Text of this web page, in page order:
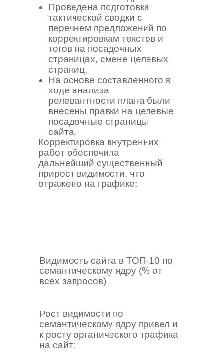
Проведена подготовка
тактической сводки с
перечнем предложений по
корректировкам текстов и
тегов на посадочных
страницах, смене целевых
страниц.
На основе составленного в
ходе анализа
релевантности плана были
внесены правки на целевые
посадочные страницы
сайта.
Корректировка внутренних
работ обеспечила
дальнейший существенный
прирост видимости, что
отражено на графике:
Рост видимости по
семантическому ядру привел и
к росту органического трафика
на сайт:
Видимость сайта в ТОП-10 по
семантическому ядру (% от
всех запросов)